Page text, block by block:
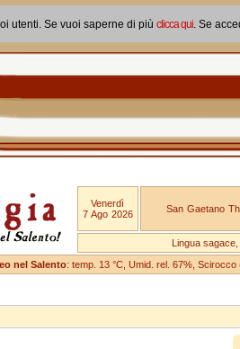
utenti. Se vuoi saperne di più clicca qui. Se
Venerdì
7 Ago 2026
San Gaetano
Lingua
nel Salento: temp. 13 °C, Umid. rel. 67%,